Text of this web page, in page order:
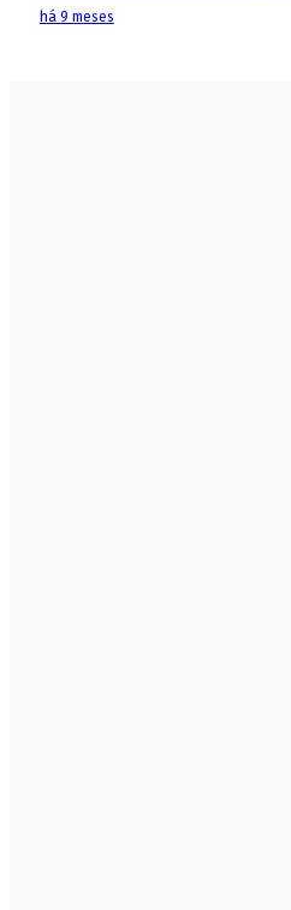
há 9 meses